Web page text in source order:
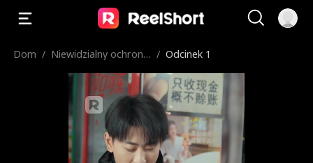
Dom / Niewidzialny ochronia / Odcinek 1